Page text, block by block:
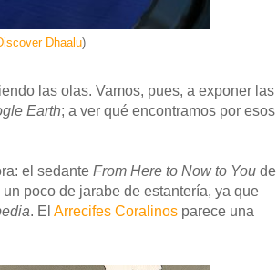
Dhaalu)
las olas. Vamos, pues, a exponer las
Earth; a ver qué encontramos por esos
el sedante From Here to Now to You del
poco de jarabe de estantería, ya que
. El Arrecifes Coralinos parece una